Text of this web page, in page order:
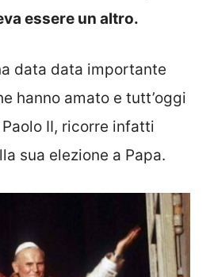
essere un altro.
data data importante
hanno amato e tutt’oggi
II, ricorre infatti
sua elezione a Papa.